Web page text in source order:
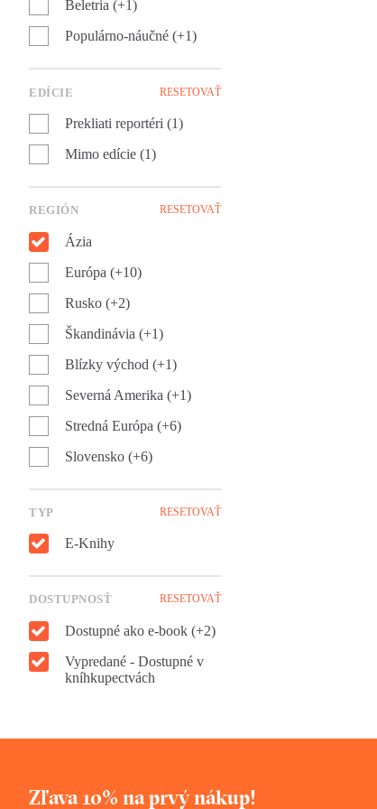
Beletria (+1)
Populárno-náučné (+1)
EDÍCIE RESETOVAŤ
Prekliati reportéri (1)
Mimo edície (1)
REGIÓN RESETOVAŤ
Ázia
Európa (+10)
Rusko (+2)
Škandinávia (+1)
Blízky východ (+1)
Severná Amerika (+1)
Stredná Európa (+6)
Slovensko (+6)
TYP RESETOVAŤ
E-Knihy
DOSTUPNOSŤ RESETOVAŤ
Dostupné ako e-book (+2)
Vypredané - Dostupné v
kníhkupectvách
Zľava 10% na prvý nákup!